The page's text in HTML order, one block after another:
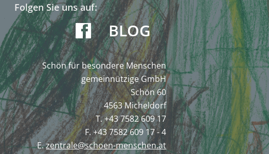
Folgen Sie uns auf:
BLOG
Schön für besondere Menschen
gemeinnützige GmbH
Schön 60
4563 Micheldorf
T. +43 7582 609 17
F. +43 7582 609 17 - 4
E.zentrale@schoen-menschen.at